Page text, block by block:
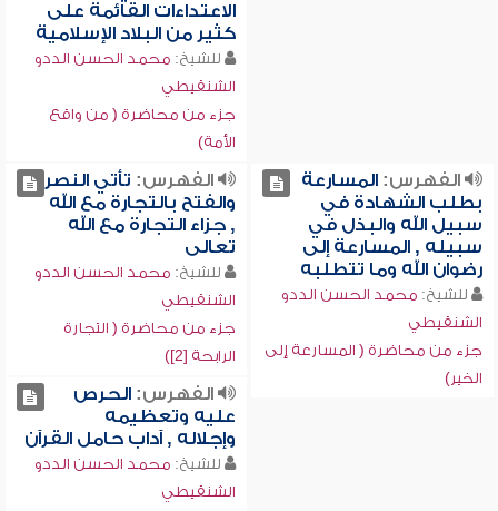
الاعتداءات القائمة على
كثير من البلاد الإسلامية
للشيخ: محمد الحسن الددو
الشنقيطي
جزء من محاضرة ( من واقع
الأمة)
الفهرس:المسارعة
بطلب الشهادة في
سبيل الله والبذل في
سبيله , المسارعة إلى
رضوان الله وما تتطلبه
للشيخ: محمد الحسن الددو
الشنقيطي
جزء من محاضرة ( المسارعة إلى
الخير)
الفهرس: تأتي النصر
والفتح بالتجارة مع الله
, جزاء التجارة مع الله
تعالى
للشيخ: محمد الحسن الددو
الشنقيطي
جزء من محاضرة ( التجارة
الرابحة [2])
الفهرس:الحرص
عليه وتعظيمه
وإجلاله , آداب حامل القرآن
للشيخ: محمد الحسن الددو
الشنقيطي